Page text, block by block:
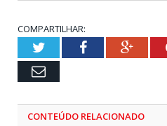
COMPARTILHAR:
TwitterFacebook
Email
CONTEÚDO RELACIONADO